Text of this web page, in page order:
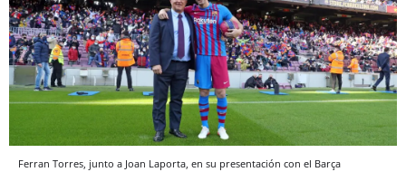
Ferran Torres, junto a Joan Laporta, en su presentación con el Barça